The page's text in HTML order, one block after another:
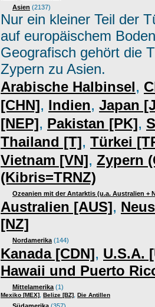
Asien (2137)
Nur ein kleiner Teil der
auf europäischem
Geografisch gehört die
Zypern zu Asien.
Arabische Halbinsel,
[CHN], Indien, Japan
[NEP], Pakistan [PK],
Thailand [T], Türkei
Vietnam [VN], Zypern
(Kibris=TRNZ)
Ozeanien mit der Antarktis (u.a. Australien +
Australien [AUS],
[NZ]
Nordamerika (144)
Kanada [CDN], U.S.A.
Hawaii und Puerto
Mittelamerika (1)
Mexiko [MEX] Belize [BZ] Die Antillen